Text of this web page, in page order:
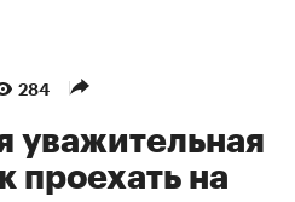
284
уважительная
проехать на